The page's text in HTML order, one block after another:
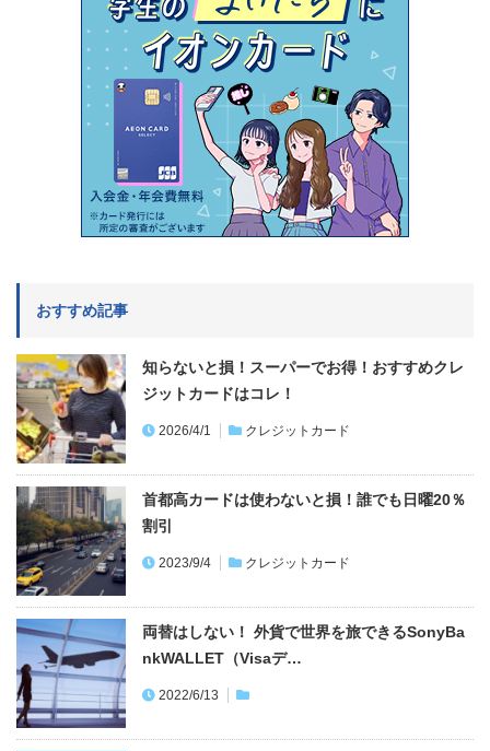
おすすめ記事
知らないと損！スーパーでお得！おすすめクレ
ジットカードはコレ！
2026/4/1 クレジットカード
首都高カードは使わないと損！誰でも日曜20％
割引
2023/9/4 クレジットカード
両替はしない！ 外貨で世界を旅できるSonyBa
nkWALLET（Visaデ…
2022/6/13